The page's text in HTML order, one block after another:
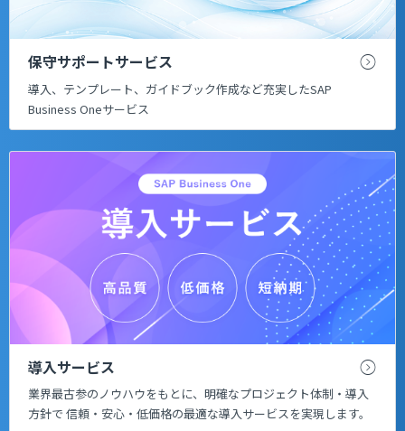
保守サポートサービス
導入、テンプレート、ガイドブック作成など充実したSAP
Business Oneサービス
導入サービス
業界最古参のノウハウをもとに、明確なプロジェクト体制・導入
方針で 信頼・安心・低価格の最適な導入サービスを実現します。